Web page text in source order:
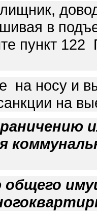
в
пункт
на носу и
на
общего